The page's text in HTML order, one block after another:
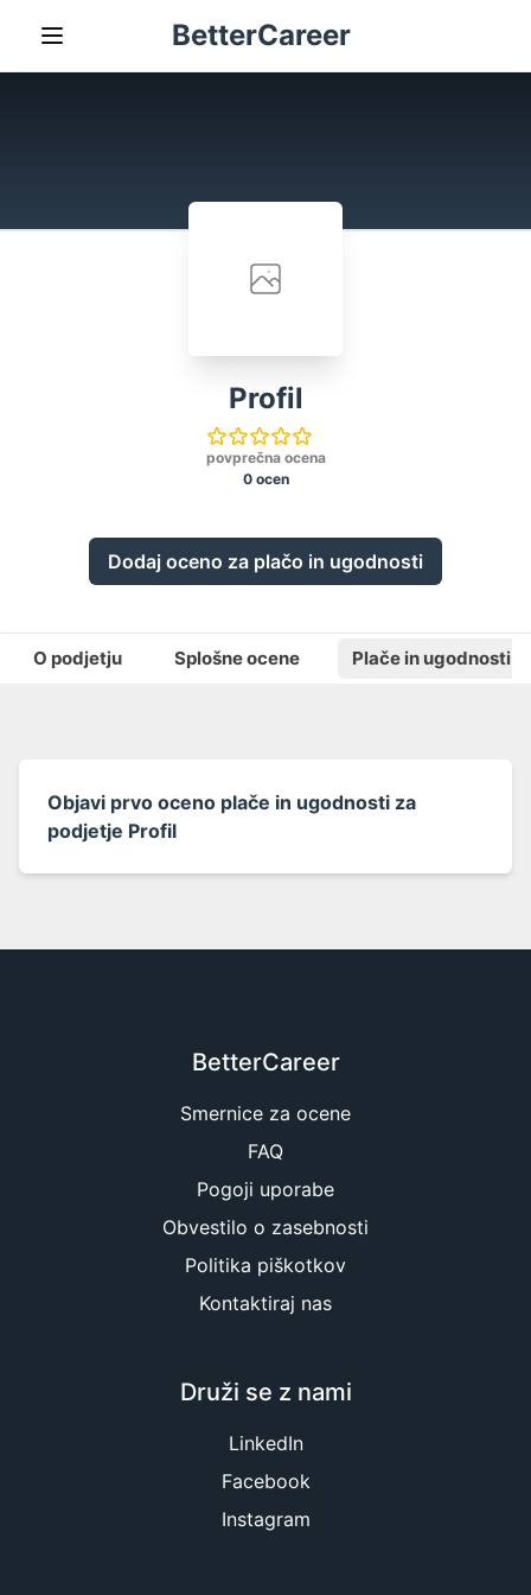
BetterCareer
Profil
povprečna ocena
0 ocen
Dodaj oceno za plačo in ugodnosti
O podjetju Splošne ocene Plače in ugodnosti
Objavi prvo oceno plače in ugodnosti za
podjetje Profil
BetterCareer
Smernice za ocene
FAQ
Pogoji uporabe
Obvestilo o zasebnosti
Politika piškotkov
Kontaktiraj nas
Druži se z nami
LinkedIn
Facebook
Instagram